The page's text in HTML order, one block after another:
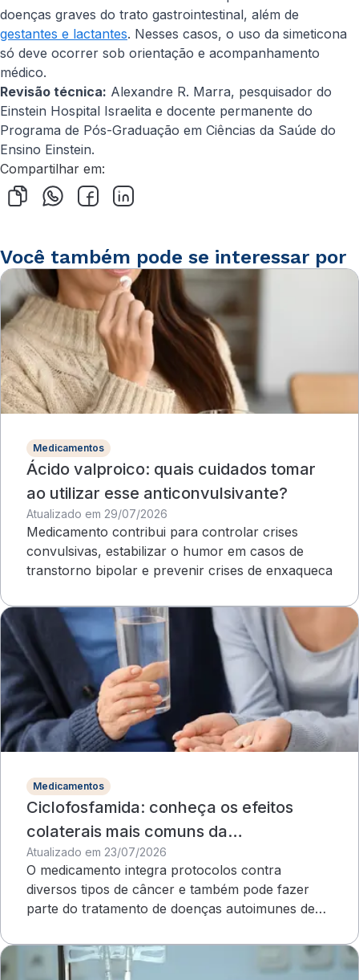
doenças graves do trato gastrointestinal, além de
gestantes e lactantes. Nesses casos, o uso da simeticona
só deve ocorrer sob orientação e acompanhamento
médico.
Revisão técnica: Alexandre R. Marra, pesquisador do
Einstein Hospital Israelita e docente permanente do
Programa de Pós-Graduação em Ciências da Saúde do
Ensino Einstein.
Compartilhar em:
Você também pode se interessar por
Medicamentos
Ácido valproico: quais cuidados tomar
ao utilizar esse anticonvulsivante?
Atualizado em 29/07/2026
Medicamento contribui para controlar crises
convulsivas, estabilizar o humor em casos de
transtorno bipolar e prevenir crises de enxaqueca
Medicamentos
Ciclofosfamida: conheça os efeitos
colaterais mais comuns da
quimioterapia
Atualizado em 23/07/2026
O medicamento integra protocolos contra
diversos tipos de câncer e também pode fazer
parte do tratamento de doenças autoimunes de